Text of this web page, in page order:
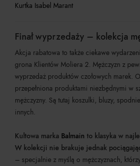
Kurtka Isabel Marant
Finał wyprzedaży – kolekcja
Akcja rabatowa to także ciekawe
grona Klientów Moliera 2. Mężczyzn z
wyprzedaż produktów czołowych marek.
przepełniona produktami niezbędnymi w
mężczyzny. Są tutaj koszulki, bluzy,
innych.
Kultowa marka Balmain to klasyka w
W kolekcji nie brakuje jednak
– specjalnie z myślą o mężczyznach,